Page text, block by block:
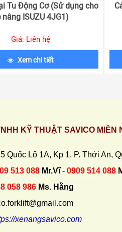
Tu Động Cơ (Sử dụng cho
nâng ISUZU 4JG1)
Giá: Liên hệ
Xem chi tiết
KỸ THUẬT SAVICO MIỀN
Quốc Lộ 1A, Kp 1. P. Thới An,
513 088 Mr.Vĩ- 0909 514 088
058 986 Ms. Hằng
xenangsavico.com